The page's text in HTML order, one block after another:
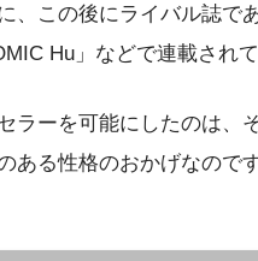
、この後にライバル誌で
Hu」などで連載され
ラーを可能にしたのは、
ある性格のおかげなのです